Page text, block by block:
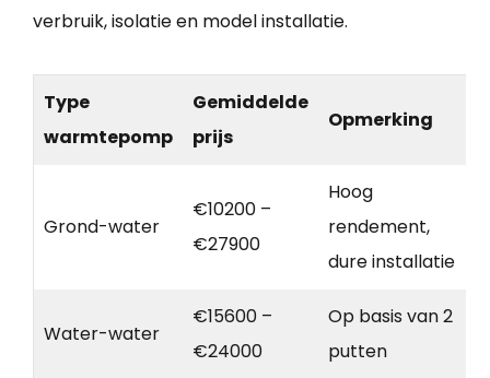
verbruik, isolatie en model installatie.
Type
warmtepomp
Gemiddelde
prijs
Opmerking
Grond-water
€10200 –
€27900
Hoog
rendement,
dure installatie
Water-water
€15600 –
€24000
Op basis van 2
putten